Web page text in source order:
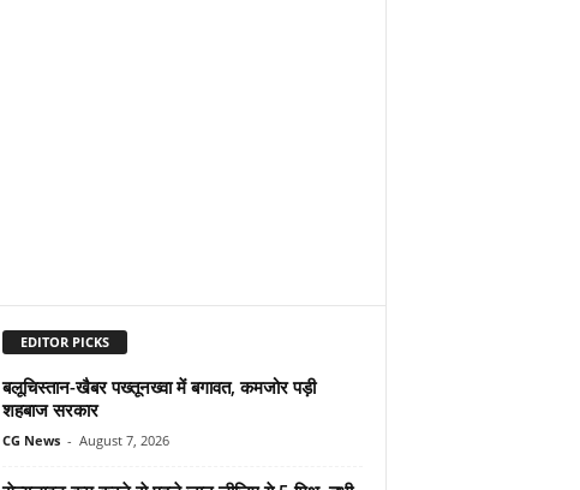
EDITOR PICKS
बलूचिस्तान-खैबर पख्तूनख्वा में बगावत, कमजोर पड़ी
शहबाज सरकार
CG News - August 7, 2026